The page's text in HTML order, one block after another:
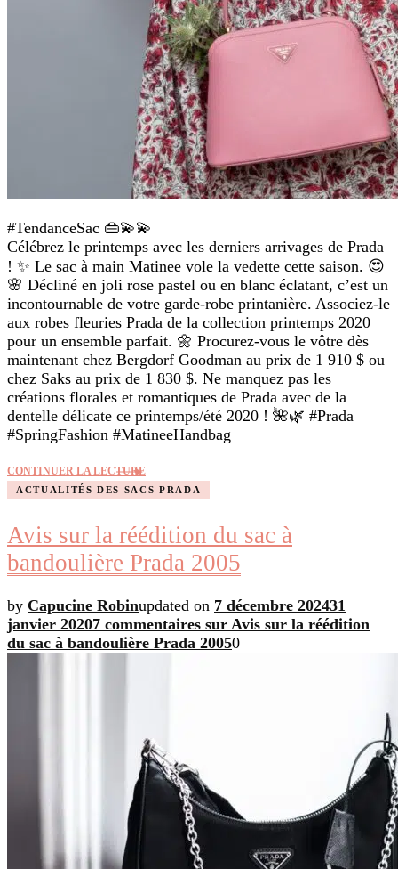
#TendanceSac 👜💫💫
Célébrez le printemps avec les derniers arrivages de Prada
! ✨ Le sac à main Matinee vole la vedette cette saison. 😍
🌸 Décliné en joli rose pastel ou en blanc éclatant, c’est un
incontournable de votre garde-robe printanière. Associez-le
aux robes fleuries Prada de la collection printemps 2020
pour un ensemble parfait. 🌼 Procurez-vous le vôtre dès
maintenant chez Bergdorf Goodman au prix de 1 910 $ ou
chez Saks au prix de 1 830 $. Ne manquez pas les
créations florales et romantiques de Prada avec de la
dentelle délicate ce printemps/été 2020 ! 🌺🌿 #Prada
#SpringFashion #MatineeHandbag
CONTINUER LA LECTURE
ACTUALITÉS DES SACS PRADA
Avis sur la réédition du sac à
bandoulière Prada 2005
by Capucine Robinupdated on 7 décembre 202431
janvier 20207 commentaires sur Avis sur la réédition
du sac à bandoulière Prada 20050